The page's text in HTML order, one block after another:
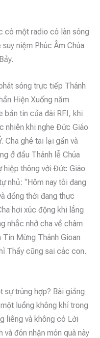
có một radio có làn sóng
niệm Phúc Âm Chúa
sóng trực tiếp Thánh
Hiện Xuống năm
bản tin của đài RFI, khi
nhiên khi nghe Đức Giáo
Cha ghé tai lại gần và
ở đầu Thánh lễ Chúa
hiệp thông với Đức Giáo
nhủ: “Hôm nay tôi đang
đồng thời đang thực
hơi xúc động khi lắng
nhắc nhở cha về châm
Mừng Thánh Gioan
Thầy cũng sai các con.
sự trùng hợp? Bài giảng
luồng không khí trong
liêng và không có Lời
đón nhận món quà này